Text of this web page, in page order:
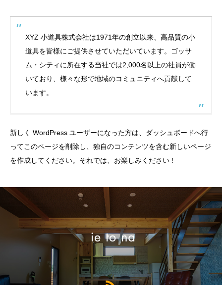
XYZ 小道具株式会社は1971年の創立以来、高品質の小
道具を皆様にご提供させていただいています。ゴッサ
ム・シティに所在する当社では2,000名以上の社員が働
いており、様々な形で地域のコミュニティへ貢献して
います。
新しく WordPress ユーザーになった方は、 ダッシュボードへ行
ってこのページを削除し、独自のコンテンツを含む新しいページ
を作成してください。それでは、お楽しみください !